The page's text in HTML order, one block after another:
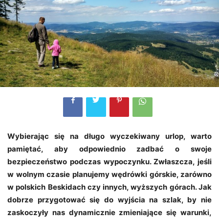
Wybierając się na długo wyczekiwany urlop, warto
pamiętać, aby odpowiednio zadbać o swoje
bezpieczeństwo podczas wypoczynku. Zwłaszcza, jeśli
w wolnym czasie planujemy wędrówki górskie, zarówno
w polskich Beskidach czy innych, wyższych górach. Jak
dobrze przygotować się do wyjścia na szlak, by nie
zaskoczyły nas dynamicznie zmieniające się warunki,